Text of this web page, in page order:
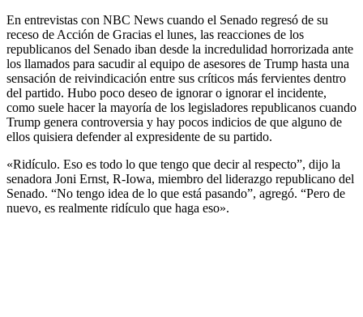
En entrevistas con NBC News cuando el Senado regresó de su
receso de Acción de Gracias el lunes, las reacciones de los
republicanos del Senado iban desde la incredulidad horrorizada ante
los llamados para sacudir al equipo de asesores de Trump hasta una
sensación de reivindicación entre sus críticos más fervientes dentro
del partido. Hubo poco deseo de ignorar o ignorar el incidente,
como suele hacer la mayoría de los legisladores republicanos cuando
Trump genera controversia y hay pocos indicios de que alguno de
ellos quisiera defender al expresidente de su partido.
«Ridículo. Eso es todo lo que tengo que decir al respecto”, dijo la
senadora Joni Ernst, R-Iowa, miembro del liderazgo republicano del
Senado. “No tengo idea de lo que está pasando”, agregó. “Pero de
nuevo, es realmente ridículo que haga eso».